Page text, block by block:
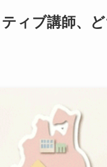
ィブ講師、